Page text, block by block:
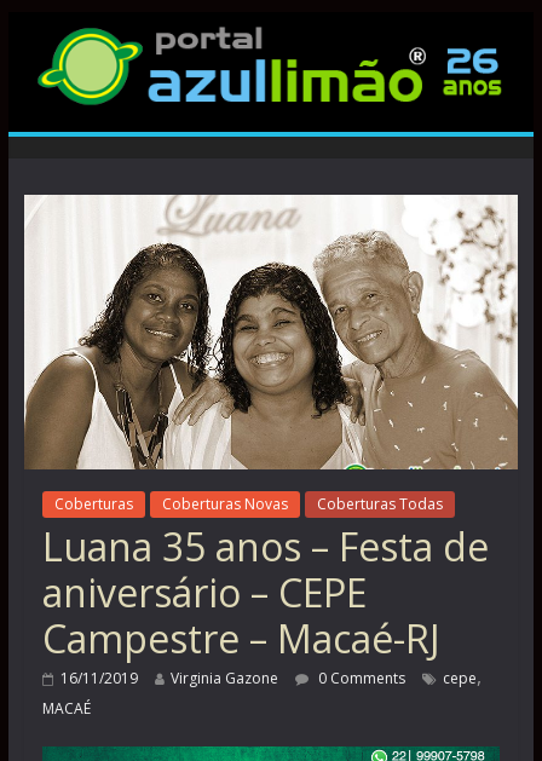
Coberturas Coberturas Novas Coberturas Todas
Luana 35 anos – Festa de
aniversário – CEPE
Campestre – Macaé-RJ
16/11/2019 Virginia Gazone 0 Comments cepe,
MACAÉ